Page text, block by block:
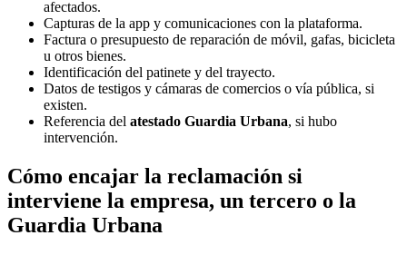
afectados.
Capturas de la app y comunicaciones con la plataforma.
Factura o presupuesto de reparación de móvil, gafas, bicicleta
u otros bienes.
Identificación del patinete y del trayecto.
Datos de testigos y cámaras de comercios o vía pública, si
existen.
Referencia del atestado Guardia Urbana, si hubo
intervención.
Cómo encajar la reclamación si
interviene la empresa, un tercero o la
Guardia Urbana